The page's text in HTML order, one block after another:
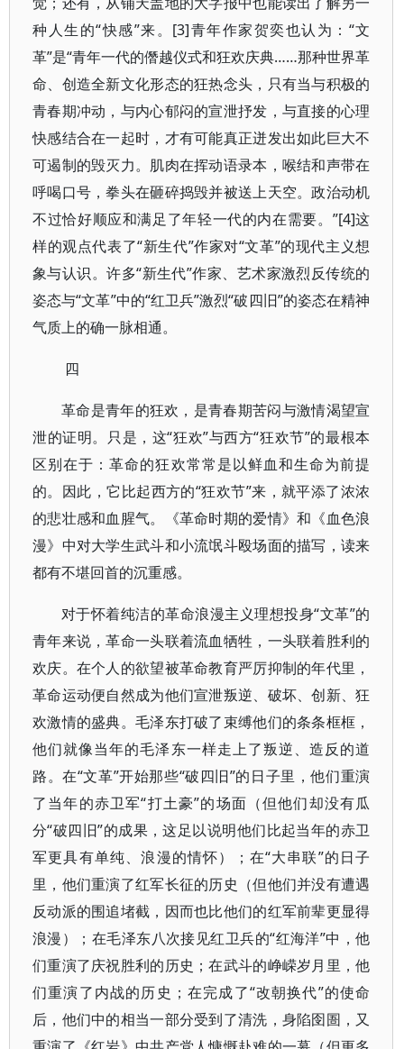
种人生的“快感”来。[3]青年作家贺奕也认为：“文
革”是“青年一代的僭越仪式和狂欢庆典……那种世界革
命、创造全新文化形态的狂热念头，只有当与积极的
青春期冲动，与内心郁闷的宣泄抒发，与直接的心理
快感结合在一起时，才有可能真正迸发出如此巨大不
可遏制的毁灭力。肌肉在挥动语录本，喉结和声带在
呼喝口号，拳头在砸碎捣毁并被送上天空。政治动机
不过恰好顺应和满足了年轻一代的内在需要。”[4]这
样的观点代表了“新生代”作家对“文革”的现代主义想
象与认识。许多“新生代”作家、艺术家激烈反传统的
姿态与“文革”中的“红卫兵”激烈“破四旧”的姿态在精神
气质上的确一脉相通。
四
革命是青年的狂欢，是青春期苦闷与激情渴望宣
泄的证明。只是，这“狂欢”与西方“狂欢节”的最根本
区别在于：革命的狂欢常常是以鲜血和生命为前提
的。因此，它比起西方的“狂欢节”来，就平添了浓浓
的悲壮感和血腥气。《革命时期的爱情》和《血色浪
漫》中对大学生武斗和小流氓斗殴场面的描写，读来
都有不堪回首的沉重感。
对于怀着纯洁的革命浪漫主义理想投身“文革”的
青年来说，革命一头联着流血牺牲，一头联着胜利的
欢庆。在个人的欲望被革命教育严厉抑制的年代里，
革命运动便自然成为他们宣泄叛逆、破坏、创新、狂
欢激情的盛典。毛泽东打破了束缚他们的条条框框，
他们就像当年的毛泽东一样走上了叛逆、造反的道
路。在“文革”开始那些“破四旧”的日子里，他们重演
了当年的赤卫军“打土豪”的场面（但他们却没有瓜
分“破四旧”的成果，这足以说明他们比起当年的赤卫
军更具有单纯、浪漫的情怀）；在“大串联”的日子
里，他们重演了红军长征的历史（但他们并没有遭遇
反动派的围追堵截，因而也比他们的红军前辈更显得
浪漫）；在毛泽东八次接见红卫兵的“红海洋”中，他
们重演了庆祝胜利的历史；在武斗的峥嵘岁月里，他
们重演了内战的历史；在完成了“改朝换代”的使命
后，他们中的相当一部分受到了清洗，身陷囹圄，又